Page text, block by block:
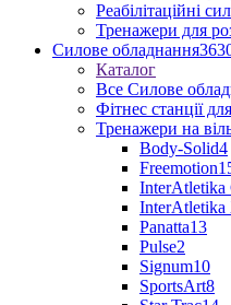
Реабілітаційні
Тренажери для
Силове обладнання
Каталог
Все Силове
Фітнес станції
Тренажери на
Body-Solid4
Freemotion
Panatta13
Pulse2
Signum10
SportsArt8